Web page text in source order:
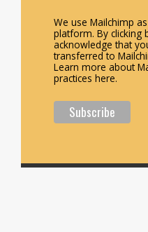
We use Mailchimp
platform. By clicking
acknowledge that
transferred to
Learn more about
practices here.